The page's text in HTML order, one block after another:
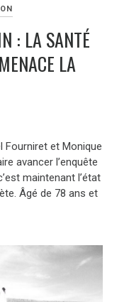
: LA SANTÉ
LA
Fourniret et Monique
avancer l’enquête
maintenant l’état
Âgé de 78 ans et